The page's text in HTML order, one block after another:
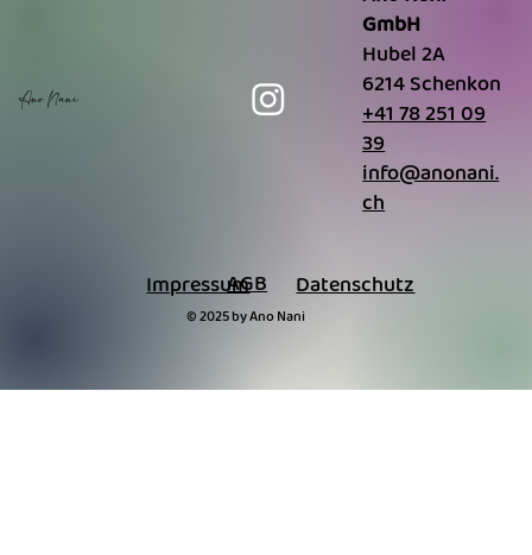
Ano Nani
GmbH
Hubel 2A
6214 Schenkon
+41 78 251 09
39
info@anonani.
ch
Impressum
AGB Datenschutz
© 2025 by Ano Nani